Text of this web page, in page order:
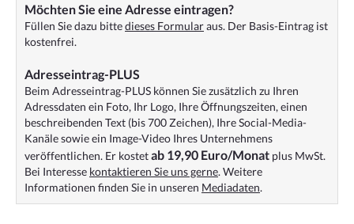
Möchten Sie eine Adresse eintragen?
Füllen Sie dazu bittedieses Formularaus. Der Basis-Eintrag ist
kostenfrei.
Adresseintrag-PLUS
Beim Adresseintrag-PLUS können Sie zusätzlich zu Ihren
Adressdaten ein Foto, Ihr Logo, Ihre Öffnungszeiten, einen
beschreibenden Text (bis 700 Zeichen), Ihre Social-Media-
Kanäle sowie ein Image-Video Ihres Unternehmens
veröffentlichen. Er kostetab 19,90 Euro/Monat plus MwSt.
Bei Interesse kontaktieren Sie uns gerne. Weitere
Informationen finden Sie in unseren Mediadaten.